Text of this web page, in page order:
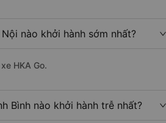
nào khởi hành sớm nhất?
HKA Go.
Bình nào khởi hành trễ nhất?